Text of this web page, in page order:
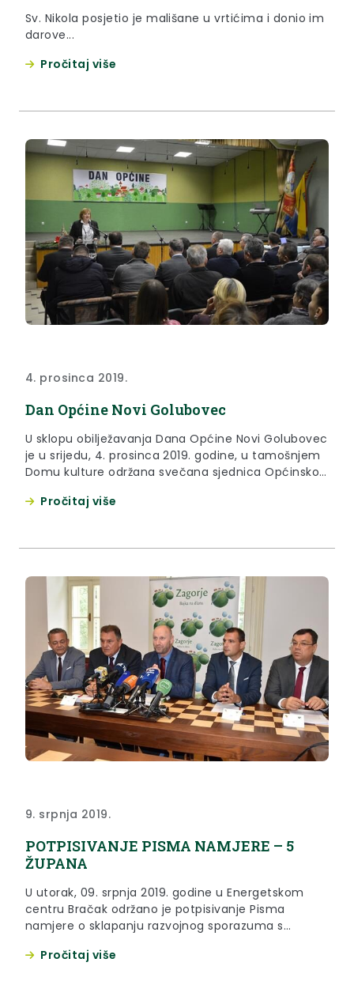
Sv. Nikola posjetio je mališane u vrtićima i donio im
darove...
Pročitaj više
4. prosinca 2019.
Dan Općine Novi Golubovec
U sklopu obilježavanja Dana Općine Novi Golubovec
je u srijedu, 4. prosinca 2019. godine, u tamošnjem
Domu kulture održana svečana sjednica Općinskog
Pročitaj više
9. srpnja 2019.
POTPISIVANJE PISMA NAMJERE – 5
ŽUPANA
U utorak, 09. srpnja 2019. godine u Energetskom
centru Bračak održano je potpisivanje Pisma
namjere o sklapanju razvojnog sporazuma s
Europske unije.
Pročitaj više